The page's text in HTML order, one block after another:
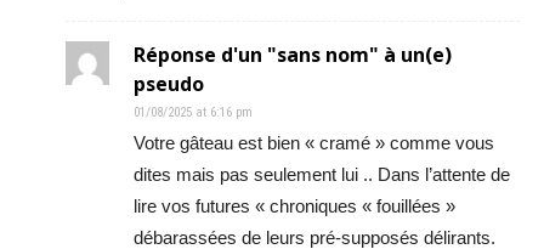
Réponse d'un "sans nom" à un(e)
pseudo
01/08/2025 at 6:16 pm
Votre gâteau est bien « cramé » comme vous
dites mais pas seulement lui .. Dans l’attente de
lire vos futures « chroniques « fouillées »
débarassées de leurs pré-supposés délirants.